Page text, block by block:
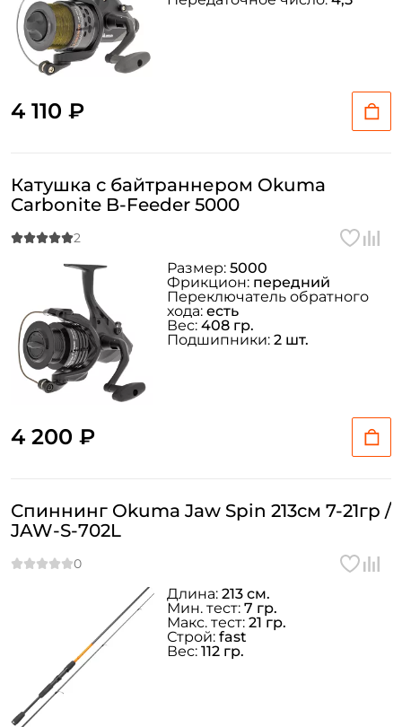
4 110 ₽
Катушка с байтраннером Okuma
Carbonite B-Feeder 5000
4 200 ₽
Размер: 5000
Фрикцион: передний
Переключатель обратного
хода: есть
Вес: 408 гр.
Подшипники: 2 шт.
Спиннинг Okuma Jaw Spin 213см 7-21гр /
JAW-S-702L
Длина: 213 см.
Мин. тест: 7 гр.
Макс. тест: 21 гр.
Строй: fast
Вес: 112 гр.